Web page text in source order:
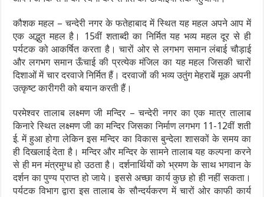
कौशक महल – चन्देरी नगर के फतेहाबाद में स्थित यह महल अपने आप में
एक अद्भुत महल है। 15वीं शताब्दी का निर्मित यह भव्य महल दूर से ही
पर्यटक को आकर्षित करता है। चारों ओर से लगभग समान लंबाई चौड़ाई
और लगभग समान ऊँचाई की प्रत्येक मंजिल का यह महल जिसकी चारों
दिशाओं में चार दरवाजे निर्मित हैं। दरवाजों की भव्य उतुंग मेहराबें मूक अपनी
उत्कृष्ट कारीगरी को बयान करती हैं।
परमेश्वर तालाब लक्ष्मण जी मन्दिर – चन्देरी नगर का एक मात्र तालाब
किनारे स्थित लक्ष्मण जी का मन्दिर जिसका निर्माण लगभग 11-12वीं शती
ई. में हुआ होगा लेकिन इस मन्दिर का विकास बुन्देला शासकों के समय का
ही दिखलाई देता है। मन्दिर और मन्दिर के सामने तालाब यह कल्पना करने
से ही मन मंत्रमुग्ध हो उठता है। दर्शनार्थियों को भ्रमण के साथ भगवान के
दर्शन का पुण्य प्राप्त हो जाये। इससे अच्छा कार्य कुछ हो ही नहीं सकता।
पर्यटक विभाग द्वारा इस तालाब के सौन्दर्यकरण में चारों ओर काफी कार्य